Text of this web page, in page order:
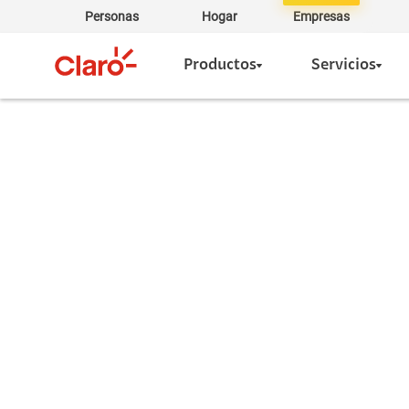
Personas Hogar Empresas
Productos Servicios